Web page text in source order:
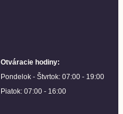
Otváracie hodiny:
Pondelok - Štvrtok: 07:00 - 19:00
Piatok: 07:00 - 16:00